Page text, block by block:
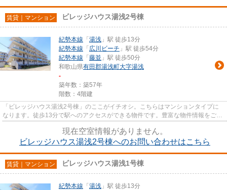
賃貸｜マンション ビレッジハウス湯浅2号棟
紀勢本線 「 湯浅 」駅 徒歩13分
紀勢本線 「 広川ビーチ 」駅 徒歩54分
紀勢本線 「 藤並 」駅 徒歩50分
和歌山県有田郡湯浅町大字湯浅
-
築年数：築57年
階数：4階建
「ビレッジハウス湯浅2号棟」のここがイチオシ。こちらはマンションタイプに
なります。徒歩13分で駅へのアクセスができる物件です。豊富な物件情報をご用
現在空室情報がありません。
ビレッジハウス湯浅2号棟へのお問い合わせはこちら
賃貸｜マンション ビレッジハウス湯浅1号棟
紀勢本線 「 湯浅 」駅 徒歩13分